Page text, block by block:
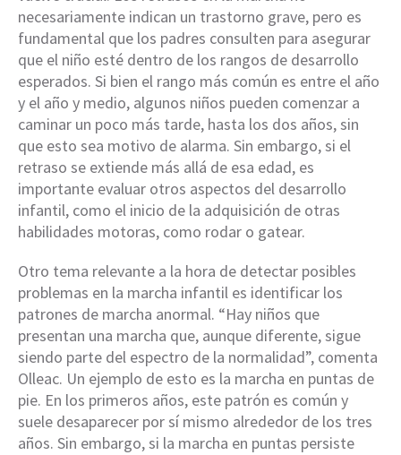
necesariamente indican un trastorno grave, pero es
fundamental que los padres consulten para asegurar
que el niño esté dentro de los rangos de desarrollo
esperados. Si bien el rango más común es entre el año
y el año y medio, algunos niños pueden comenzar a
caminar un poco más tarde, hasta los dos años, sin
que esto sea motivo de alarma. Sin embargo, si el
retraso se extiende más allá de esa edad, es
importante evaluar otros aspectos del desarrollo
infantil, como el inicio de la adquisición de otras
habilidades motoras, como rodar o gatear.
Otro tema relevante a la hora de detectar posibles
problemas en la marcha infantil es identificar los
patrones de marcha anormal. “Hay niños que
presentan una marcha que, aunque diferente, sigue
siendo parte del espectro de la normalidad”, comenta
Olleac. Un ejemplo de esto es la marcha en puntas de
pie. En los primeros años, este patrón es común y
suele desaparecer por sí mismo alrededor de los tres
años. Sin embargo, si la marcha en puntas persiste